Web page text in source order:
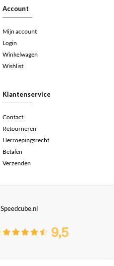
Account
Mijn account
Login
Winkelwagen
Wishlist
Klantenservice
Contact
Retourneren
Herroepingsrecht
Betalen
Verzenden
Speedcube.nl